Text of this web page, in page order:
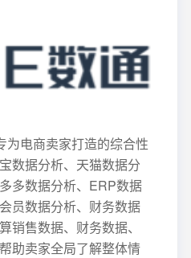
为电商卖家打造的综合性
数据分析、天猫数据分
多数据分析、ERP数据
员数据分析、财务数据
销售数据、财务数据、
助卖家全局了解整体情